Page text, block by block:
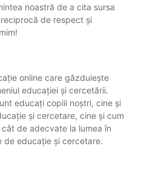
noastră de a cita sursa
de respect și
online care găzduiește
educației și cercetării.
educați copiii noștri, cine și
și cercetare, cine și cum
de adecvate la lumea în
de educație și cercetare.